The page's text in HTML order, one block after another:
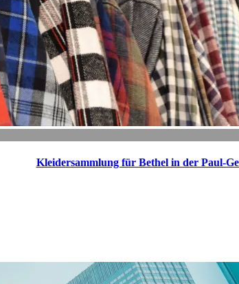
Kleidersammlung für Bethel in der Paul-